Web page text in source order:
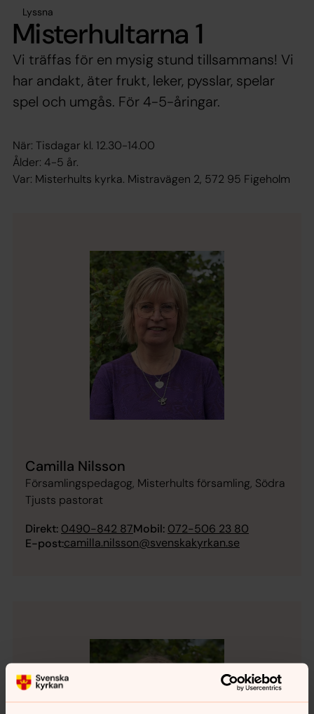
Lyssna
Misterhultarna 1
Vi träffas för en mysig stund tillsammans! Vi
har andakt, äter frukt, leker, pysslar, spelar
spel och umgås. För 4-5-åringar.
När: Tisdagar kl. 12.30-14.00
Ålder: 4-5 år.
Var: Misterhults kyrka. Mistravägen 2, 572 95 Figeholm
Camilla Nilsson
Församlingspedagog, Misterhults församling, Södra
Tjusts pastorat
Direkt: 0490-842 87Mobil: 072-506 23 80
E-post:camilla.nilsson@svenskakyrkan.se